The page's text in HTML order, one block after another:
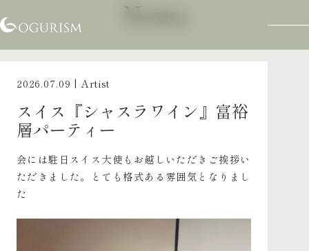
News
2026.07.09 | Artist
スイス『シャスラワイン』富裕
層パーティー
会には駐日スイス大使もお越しいただきご挨拶い
ただきました。とても格式ある雰囲気となりまし
た